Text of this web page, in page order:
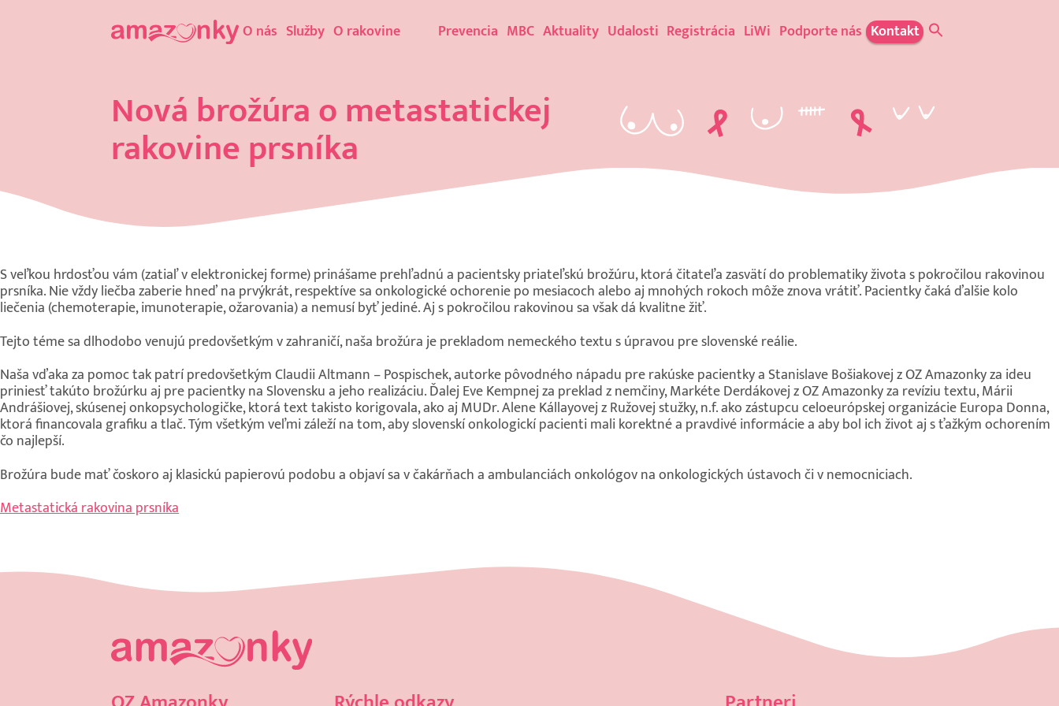
O nás Služby O rakovine Prevencia MBC Aktuality Udalosti Registrácia LiWi Podporte nás Kontakt
Nová brožúra o metastatickej
rakovine prsníka
S veľkou hrdosťou vám (zatiaľ v elektronickej forme) prinášame prehľadnú a pacientsky priateľskú brožúru, ktorá čitateľa zasvätí do problematiky života s pokročilou rakovinou
prsníka. Nie vždy liečba zaberie hneď na prvýkrát, respektíve sa onkologické ochorenie po mesiacoch alebo aj mnohých rokoch môže znova vrátiť. Pacientky čaká ďalšie kolo
liečenia (chemoterapie, imunoterapie, ožarovania) a nemusí byť jediné. Aj s pokročilou rakovinou sa však dá kvalitne žiť.
Tejto téme sa dlhodobo venujú predovšetkým v zahraničí, naša brožúra je prekladom nemeckého textu s úpravou pre slovenské reálie.
Naša vďaka za pomoc tak patrí predovšetkým Claudii Altmann – Pospischek, autorke pôvodného nápadu pre rakúske pacientky a Stanislave Bošiakovej z OZ Amazonky za ideu
priniesť takúto brožúrku aj pre pacientky na Slovensku a jeho realizáciu. Ďalej Eve Kempnej za preklad z nemčiny, Markéte Derdákovej z OZ Amazonky za revíziu textu, Márii
Andrášiovej, skúsenej onkopsychologičke, ktorá text takisto korigovala, ako aj MUDr. Alene Kállayovej z Ružovej stužky, n.f. ako zástupcu celoeurópskej organizácie Europa Donna,
ktorá financovala grafiku a tlač. Tým všetkým veľmi záleží na tom, aby slovenskí onkologickí pacienti mali korektné a pravdivé informácie a aby bol ich život aj s ťažkým ochorením
čo najlepší.
Brožúra bude mať čoskoro aj klasickú papierovú podobu a objaví sa v čakárňach a ambulanciách onkológov na onkologických ústavoch či v nemocniciach.
Metastatická rakovina prsníka